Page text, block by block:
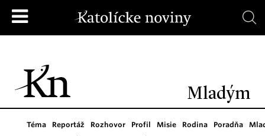
Mladým
Téma Reportáž Rozhovor Profil Misie Rodina Poradňa